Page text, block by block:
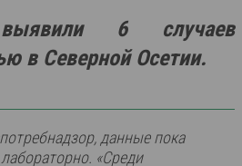
6 случаев
в Северной Осетии.
данные пока
«Среди